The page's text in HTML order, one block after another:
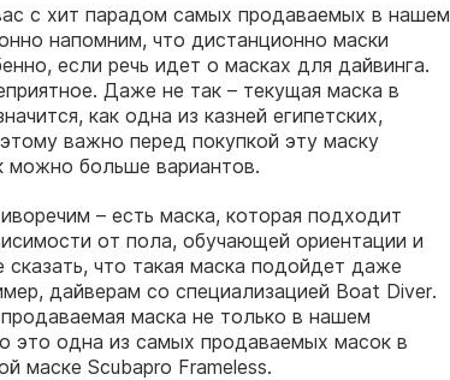
с хит парадом самых продаваемых в нашем
напомним, что дистанционно маски
если речь идет о масках для дайвинга.
Даже не так – текущая маска в
как одна из казней египетских,
важно перед покупкой эту маску
можно больше вариантов.
– есть маска, которая подходит
от пола, обучающей ориентации и
что такая маска подойдет даже
дайверам со специализацией Boat Diver.
маска не только в нашем
это одна из самых продаваемых масок в
маске Scubapro Frameless.